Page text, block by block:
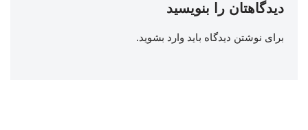
دیدگاهتان را بنویسید
برای نوشتن دیدگاه باید وارد بشوید.